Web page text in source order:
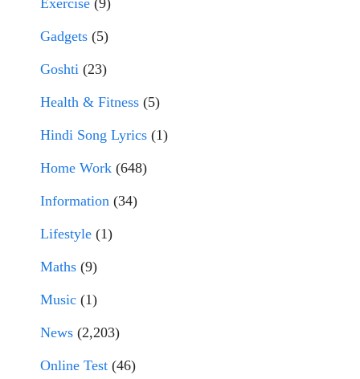
Exercise (9)
Gadgets (5)
Goshti (23)
Health & Fitness (5)
Hindi Song Lyrics (1)
Home Work (648)
Information (34)
Lifestyle (1)
Maths (9)
Music (1)
News (2,203)
Online Test (46)